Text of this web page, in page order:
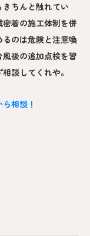
ちんと触れてい
着の施工体制を併
のは危険と注意喚
後の追加点検を習
談してくれや。
相談！